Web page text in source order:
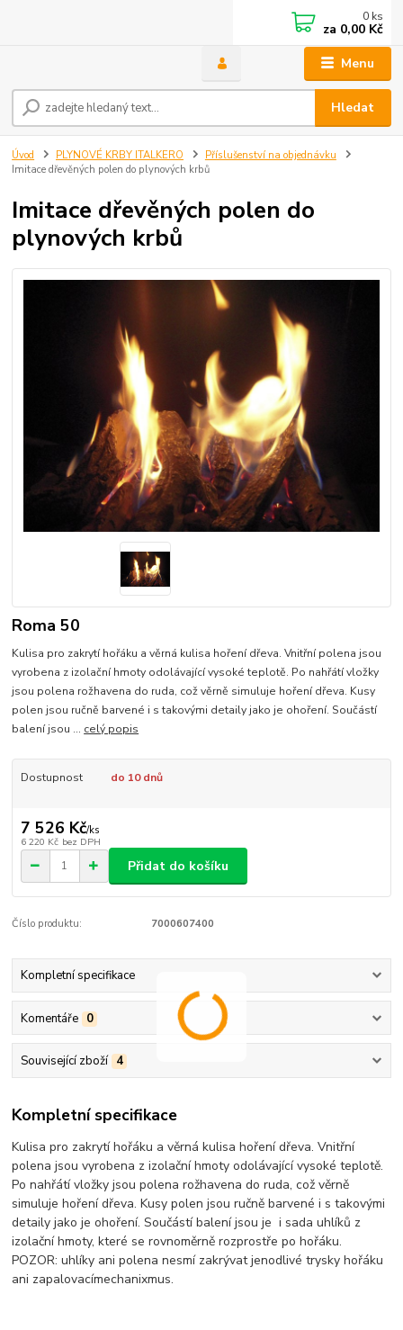
Menu
Hledat
0 ks
za 0,00 Kč
Úvod PLYNOVÉ KRBY ITALKERO
Příslušenství na objednávku
Imitace dřevěných polen do plynových krbů
Imitace dřevěných polen do
plynových krbů
Roma 50
Kulisa pro zakrytí hořáku a věrná kulisa hoření dřeva. Vnitřní polena jsou
vyrobena z izolační hmoty odolávající vysoké teplotě. Po nahřátí vložky
jsou polena rožhavena do ruda, což věrně simuluje hoření dřeva. Kusy
polen jsou ručně barvené i s takovými detaily jako je ohoření. Součástí
balení jsou ... celý popis
Dostupnost do 10 dnů
7 526 Kč/ks
6 220 Kč bez DPH
Přidat do košíku
Číslo produktu: 7000607400
Kompletní specifikace
Komentáře 0
Související zboží 4
Kompletní specifikace
Kulisa pro zakrytí hořáku a věrná kulisa hoření dřeva. Vnitřní
polena jsou vyrobena z izolační hmoty odolávající vysoké teplotě.
Po nahřátí vložky jsou polena rožhavena do ruda, což věrně
simuluje hoření dřeva. Kusy polen jsou ručně barvené i s takovými
detaily jako je ohoření. Součástí balení jsou je i sada uhlíků z
izolační hmoty, které se rovnoměrně rozprostře po hořáku.
POZOR: uhlíky ani polena nesmí zakrývat jenodlivé trysky hořáku
ani zapalovacímechanixmus.